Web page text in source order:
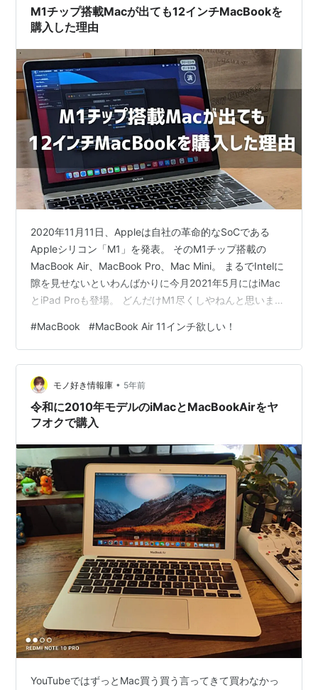
キャンペーン概要
応募期間
2011年1月12日（水）〜1月25日（火） 24:00
このキャンペーンは終了しました。たくさんのご
応募ありがとうございました。
応募資格
はてなダイアリー（http://d.hatena.ne.jp/）、お
よびはてなブックマーク
（http://b.hatena.ne.jp/）をご利用の方
※パブリックモードでご利用の方を対象とさせ
ていただきます
賞品および当選者数
MacBook Air 11インチ：64GB×1名様
※当キャンペーンはAppleの提供・協賛によるも
のではありません
※MacBook Airは、Apple Inc.の商標です
応募方法
自分のはてなダイアリーに、「MacBook Air 11イ
ンチ欲しい！」と書きこむだけで応募完了です
さらに、このキャンペーンページをはてなブック
マークに追加すると、当選確率が2倍に！
※ブックマークだけでは応募できません。応募
には、ダイアリーの投稿が必須となります。
抽選および当選者発表
2011年1月26日（水）以降、はてなにて厳正なる
抽選を行い、はてなダイアリー日記
（http://d.hatena.ne.jp/hatenadiary/）にて告知
いたします
※当選ユーザー様へは個別連絡を取らせていた
M1チップ搭載Macが出ても12インチMacBookを
購入した理由
2020年11月11日、Appleは自社の革命的なSoCである
Appleシリコン「M1」を発表。 そのM1チップ搭載の
MacBook Air、MacBook Pro、Mac Mini。 まるでIntelに
隙を見せないといわんばかりに今月2021年5月にはiMac
とiPad Proも登場。 どんだけM1尽くしやねんと思いまし
でしょうね。 12インチMacBookを買うまでの流れ M1チ
ップ搭載Macはすごい 出典：Apple だってIntelチップの
何倍も処理能力が速くて、グラフィックも高速。 私の
Core i7-6700K＋RX580パソコ…
#MacBook #MacBook Air 11インチ欲しい！
モノ好き情報庫 • 5年前
令和に2010年モデルのiMacとMacBookAirをヤ
フオクで購入
YouTubeではずっとMac買う買う言ってきて買わなかっ